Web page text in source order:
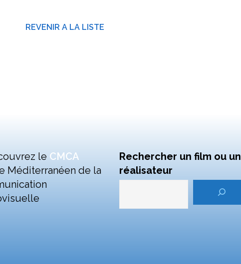
REVENIR A LA LISTE
le CMCA
Méditerranéen de la
Rechercher un film ou un
réalisateur